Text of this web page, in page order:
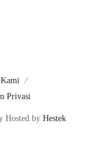
Privasi
Hosted by Hestek